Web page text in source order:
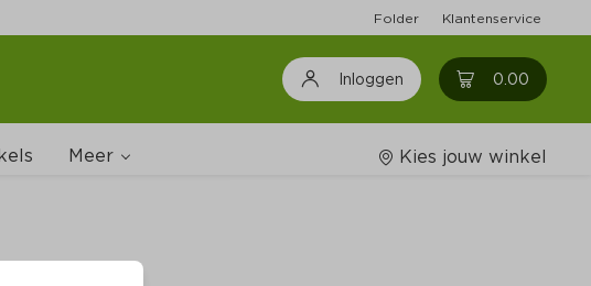
Folder Klantenservice
Inloggen 0.00 0
Meer Kies jouw winkel